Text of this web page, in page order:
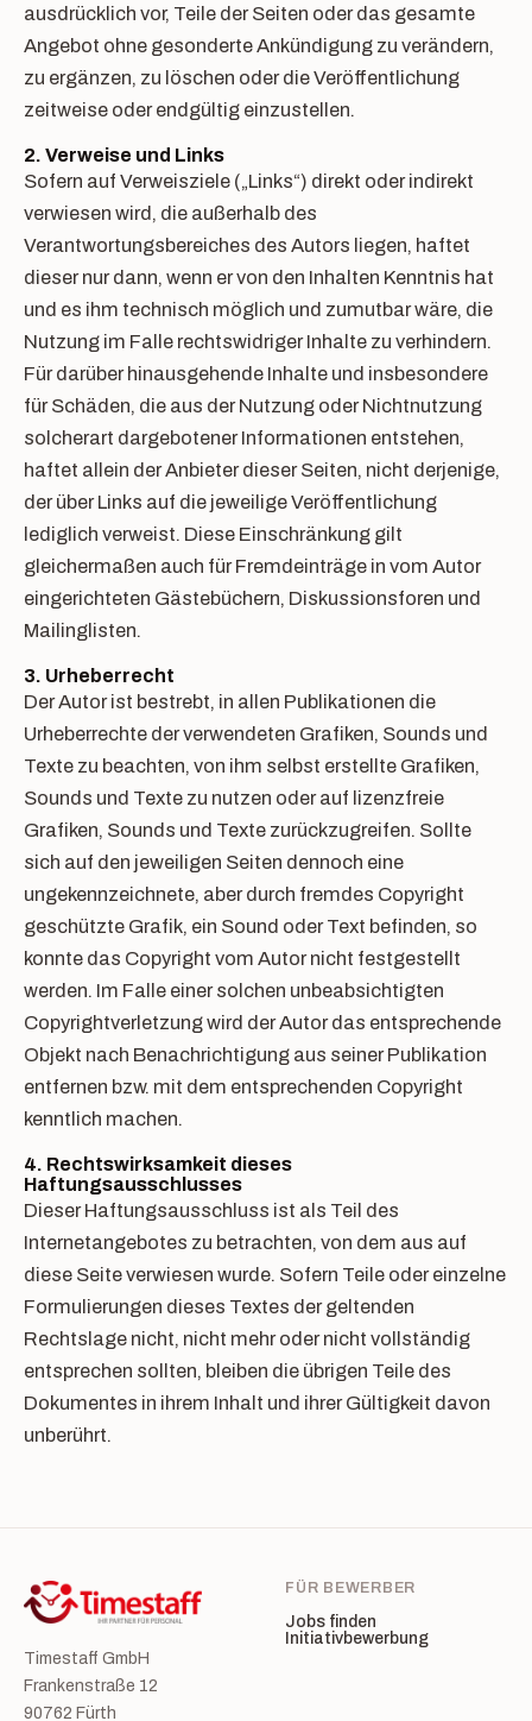
ausdrücklich vor, Teile der Seiten oder das gesamte
Angebot ohne gesonderte Ankündigung zu verändern,
zu ergänzen, zu löschen oder die Veröffentlichung
zeitweise oder endgültig einzustellen.
2. Verweise und Links
Sofern auf Verweisziele („Links“) direkt oder indirekt
verwiesen wird, die außerhalb des
Verantwortungsbereiches des Autors liegen, haftet
dieser nur dann, wenn er von den Inhalten Kenntnis hat
und es ihm technisch möglich und zumutbar wäre, die
Nutzung im Falle rechtswidriger Inhalte zu verhindern.
Für darüber hinausgehende Inhalte und insbesondere
für Schäden, die aus der Nutzung oder Nichtnutzung
solcherart dargebotener Informationen entstehen,
haftet allein der Anbieter dieser Seiten, nicht derjenige,
der über Links auf die jeweilige Veröffentlichung
lediglich verweist. Diese Einschränkung gilt
gleichermaßen auch für Fremdeinträge in vom Autor
eingerichteten Gästebüchern, Diskussionsforen und
Mailinglisten.
3. Urheberrecht
Der Autor ist bestrebt, in allen Publikationen die
Urheberrechte der verwendeten Grafiken, Sounds und
Texte zu beachten, von ihm selbst erstellte Grafiken,
Sounds und Texte zu nutzen oder auf lizenzfreie
Grafiken, Sounds und Texte zurückzugreifen. Sollte
sich auf den jeweiligen Seiten dennoch eine
ungekennzeichnete, aber durch fremdes Copyright
geschützte Grafik, ein Sound oder Text befinden, so
konnte das Copyright vom Autor nicht festgestellt
werden. Im Falle einer solchen unbeabsichtigten
Copyrightverletzung wird der Autor das entsprechende
Objekt nach Benachrichtigung aus seiner Publikation
entfernen bzw. mit dem entsprechenden Copyright
kenntlich machen.
4. Rechtswirksamkeit dieses
Haftungsausschlusses
Dieser Haftungsausschluss ist als Teil des
Internetangebotes zu betrachten, von dem aus auf
diese Seite verwiesen wurde. Sofern Teile oder einzelne
Formulierungen dieses Textes der geltenden
Rechtslage nicht, nicht mehr oder nicht vollständig
entsprechen sollten, bleiben die übrigen Teile des
Dokumentes in ihrem Inhalt und ihrer Gültigkeit davon
unberührt.
Timestaff GmbH
Frankenstraße 12
90762 Fürth
FÜR BEWERBER
Jobs finden
Initiativbewerbung